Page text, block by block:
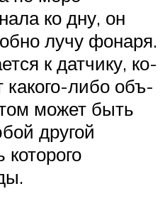
ко дну, он
лучу фонаря.
к датчику, ко-
какого-либо объ-
может быть
другой
которого